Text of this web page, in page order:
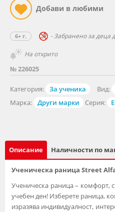
№ 226025
Категория: За ученика Вид:
Марка:
Други марки Серия:
6+ г. - Забранено за деца
На открито
Описание Наличности по
Ученическа раница Street
Ученическа раница – комфорт,
учебен ден! Изберете раница,
изразява индивидуалност,